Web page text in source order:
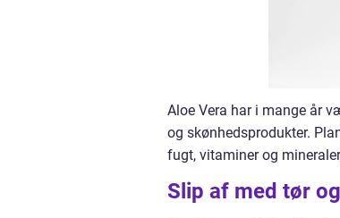
Aloe Vera har i mange år
og skønhedsprodukter.
fugt, vitaminer og
Slip af med tør